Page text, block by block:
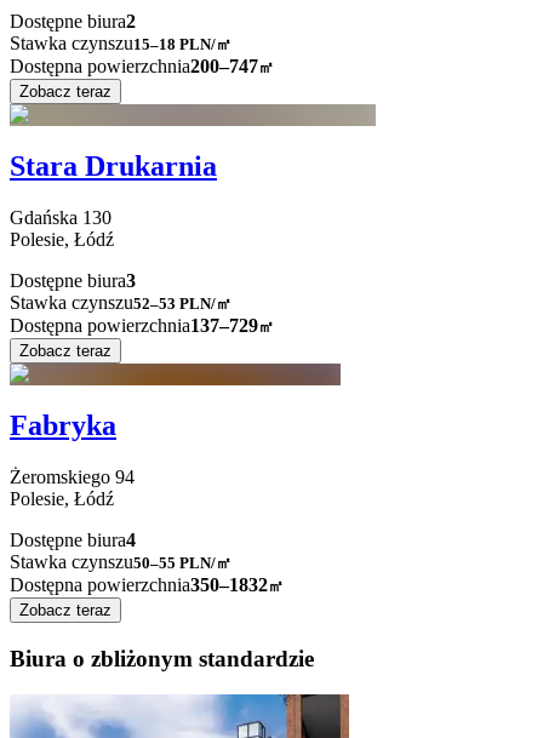
Dostępne biura2
Stawka czynszu15–18 PLN/㎡
Dostępna powierzchnia200–747㎡
Zobacz teraz
Stara Drukarnia
Gdańska 130
Polesie, Łódź
Dostępne biura3
Stawka czynszu52–53 PLN/㎡
Dostępna powierzchnia137–729㎡
Zobacz teraz
Fabryka
Żeromskiego 94
Polesie, Łódź
Dostępne biura4
Stawka czynszu50–55 PLN/㎡
Dostępna powierzchnia350–1832㎡
Zobacz teraz
Biura o zbliżonym standardzie